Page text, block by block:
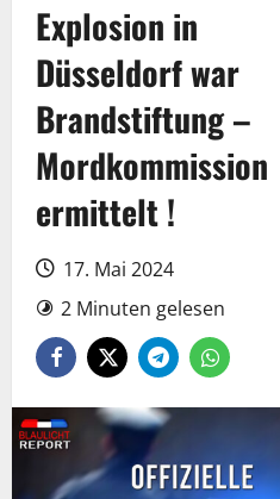
Explosion in
Düsseldorf war
Brandstiftung –
Mordkommission
ermittelt !
17. Mai 2024
2 Minuten gelesen